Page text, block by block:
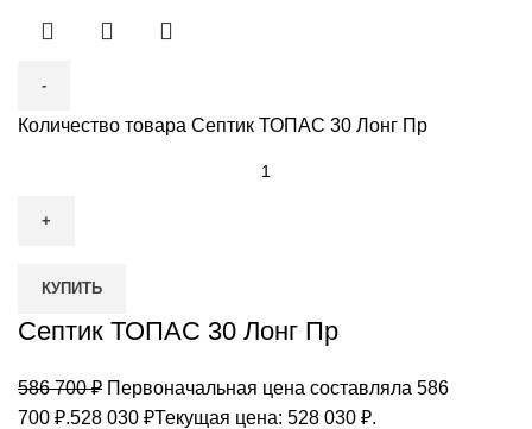
Количество товара Септик ТОПАС 30 Лонг Пр
КУПИТЬ
Септик ТОПАС 30 Лонг Пр
586 700₽ Первоначальная цена составляла 586
700 ₽.528 030 ₽Текущая цена: 528 030 ₽.